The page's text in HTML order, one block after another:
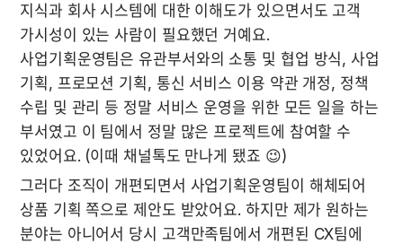
지식과 회사 시스템에 대한 이해도가 있으면서도 고객
가시성이 있는 사람이 필요했던 거예요.
사업기획운영팀은 유관부서와의 소통 및 협업 방식, 사업
기획, 프로모션 기획, 통신 서비스 이용 약관 개정, 정책
수립 및 관리 등 정말 서비스 운영을 위한 모든 일을 하는
부서였고 이 팀에서 정말 많은 프로젝트에 참여할 수
있었어요. (이때 채널톡도 만나게 됐죠 😉)
그러다 조직이 개편되면서 사업기획운영팀이 해체되어
상품 기획 쪽으로 제안도 받았어요. 하지만 제가 원하는
분야는 아니어서 당시 고객만족팀에서 개편된 CX팀에